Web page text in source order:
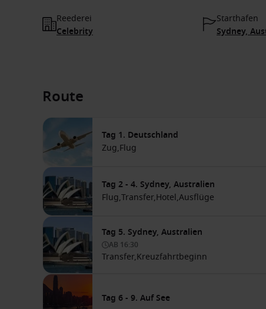
Reederei
Celebrity
Starthafen
Sydney,
Route
Tag 1. Deutschland
Zug,Flug
Tag 2 - 4. Sydney, Australien
Flug,Transfer,Hotel,Ausflüge
Tag 5. Sydney, Australien
AB 16:30
Transfer,Kreuzfahrtbeginn
Tag 6 - 9. Auf See